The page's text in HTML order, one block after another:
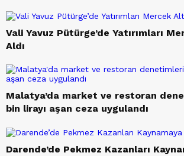
Vali Yavuz Pütürge’de Yatırımları
Aldı
Malatya’da market ve restoran
bin lirayı aşan ceza uygulandı
Darende’de Pekmez Kazanları